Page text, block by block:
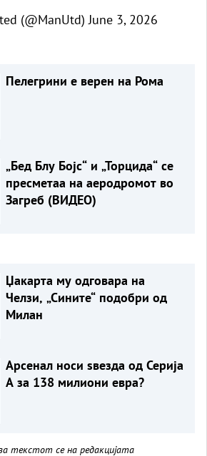
(@ManUtd) June 3, 2026
Пелегрини е верен на Рома
„Бед Блу Бојс“ и „Торцида“ се
пресметаа на аеродромот во
Загреб (ВИДЕО)
Џакарта му одговара на
Челзи, „Сините“ подобри од
Милан
Арсенал носи ѕвезда од Серија
А за 138 милиони евра?
текстот се на редакцијата